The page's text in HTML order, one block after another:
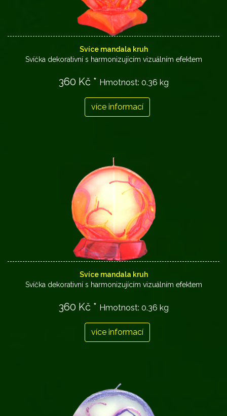
Svíce mandala kruh
Svíčka dekorativní s harmonizujícím vizuálním efektem
360 Kč * Hmotnost: 0.36 kg
více informací
Svíce mandala kruh
Svíčka dekorativní s harmonizujícím vizuálním efektem
360 Kč * Hmotnost: 0.36 kg
více informací